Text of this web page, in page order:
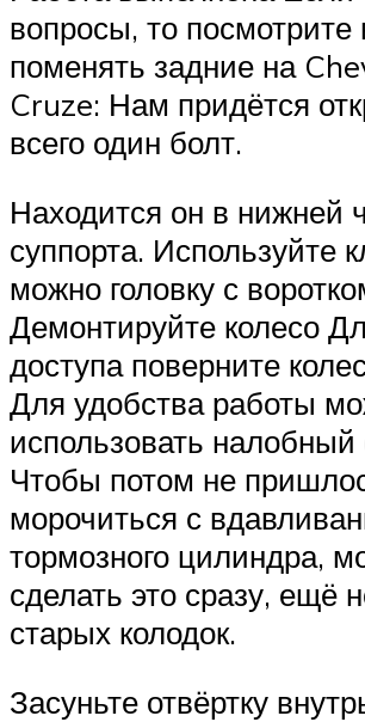
вопросы, то посмотрите
поменять задние на
Cruze: Нам придётся
всего один болт.
Находится он в нижней
суппорта. Используйте
можно головку с
Демонтируйте колесо
доступа поверните
Для удобства работы
использовать
Чтобы потом не
морочиться с
тормозного цилиндра,
сделать это сразу, ещё
старых колодок.
Засуньте отвёртку